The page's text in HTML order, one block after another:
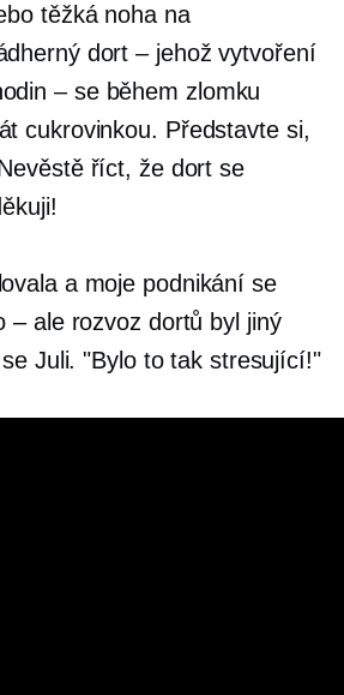
těžká noha na
dort – jehož vytvoření
– se během zlomku
cukrovinkou. Představte si,
říct, že dort se
a moje podnikání se
– ale rozvoz dortů byl jiný
Juli. "Bylo to tak stresující!"